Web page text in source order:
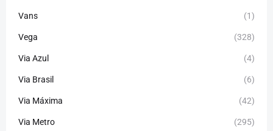
Vans (1)
Vega (328)
Via Azul (4)
Via Brasil (6)
Via Máxima (42)
Via Metro (295)